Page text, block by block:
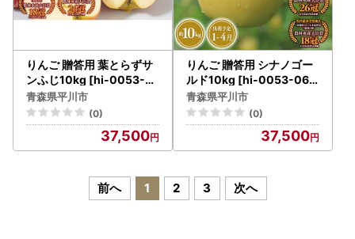
りんご 贈答用 葉とらずサ
ンふじ10kg [hi-0053-0
52]
青森県平川市
(0)
37,500
りんご 贈答用 シナノゴー
ルド10kg [hi-0053-064
]
青森県平川市
(0)
37,500
前へ 1 2 3 次へ